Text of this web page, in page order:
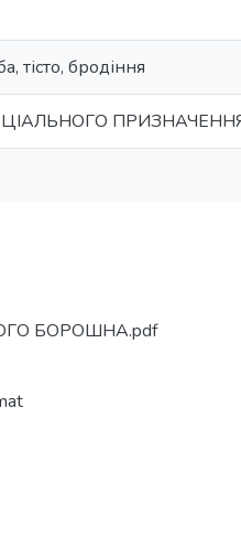
тісто, бродіння
БОРОШНА.pdf